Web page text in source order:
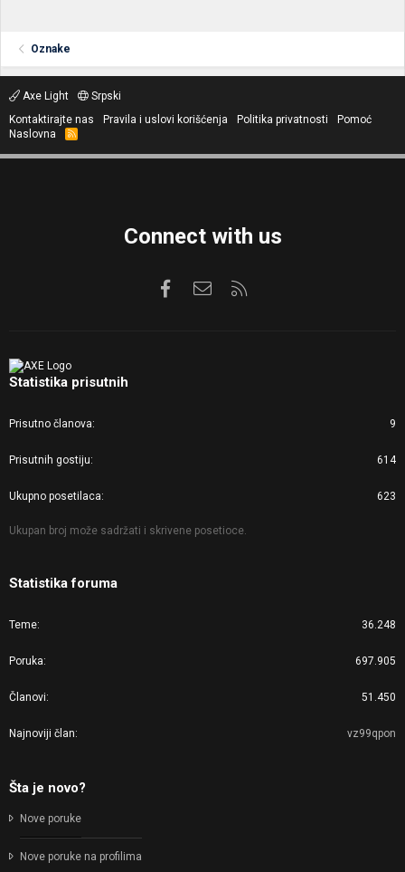
Oznake
Axe Light
Srpski
Kontaktirajte nas
Pravila i uslovi korišćenja Politika privatnosti
Pomoć
Naslovna
R
S
Connect with us
FacebookKontaktirajte nas
Statistika prisutnih
Prisutno članova 9
Prisutnih gostiju 614
Ukupno posetilaca 623
Ukupan broj može sadržati i skrivene posetioce.
Statistika foruma
Teme 36.248
Poruka 697.905
Članovi 51.450
Najnoviji član vz99qpon
Šta je novo?
Nove poruke
Nove poruke na profilima